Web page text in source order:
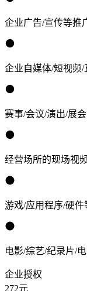
企业广告/宣传等推
企业自媒体/短视频/
赛事/会议/演出/展
经营场所的现场视
游戏/应用程序/硬
电影/综艺/纪录片/
企业授权
272元